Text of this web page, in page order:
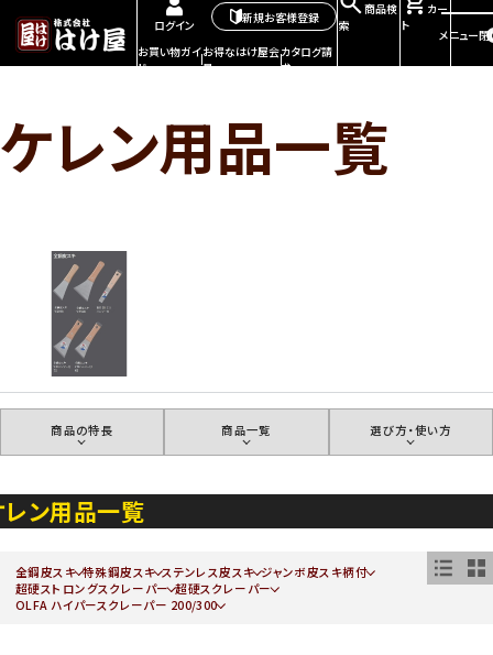
ログイン
新規お客様登録
お買い物ガイ
ド
お得なはけ屋会
員
カタログ請
求
商品検
索
カー
ト
メニュー閉
ケレン用品一覧
商品の特長 商品一覧 選び方・使い方
レン用品一覧
全鋼皮スキ 特殊鋼皮スキ ステンレス皮スキ ジャンボ皮スキ柄付
超硬ストロングスクレーパー 超硬スクレーパー
OLFA ハイパースクレーパー 200/300